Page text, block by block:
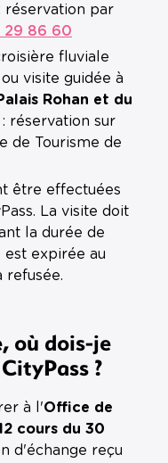
réservation par
29 86 60
fluviale
visite guidée à
Rohan et du
: réservation sur
de Tourisme de
être effectuées
La visite doit
la durée de
est expirée au
refusée.
où dois-je
?
à l'Office de
cours du 30
d'échange reçu